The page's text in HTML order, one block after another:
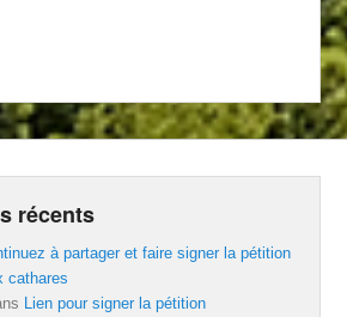
récents
à partager et faire signer la pétition
cathares
Lien pour signer la pétition